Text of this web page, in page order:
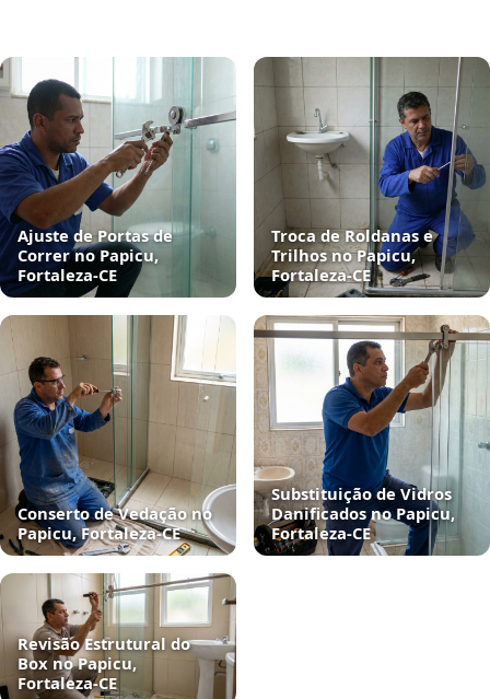
Ajuste de Portas de
Correr no Papicu,
Fortaleza‑CE
Troca de Roldanas e
Trilhos no Papicu,
Fortaleza‑CE
Conserto de Vedação no
Papicu, Fortaleza‑CE
Substituição de Vidros
Danificados no Papicu,
Fortaleza‑CE
Revisão Estrutural do
Box no Papicu,
Fortaleza‑CE